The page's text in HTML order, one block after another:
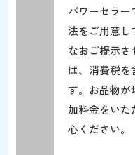
パワーセラー
法をご用意し
なおご提示さ
は、消費税を
す。お品物が
加料金をいた
心ください。